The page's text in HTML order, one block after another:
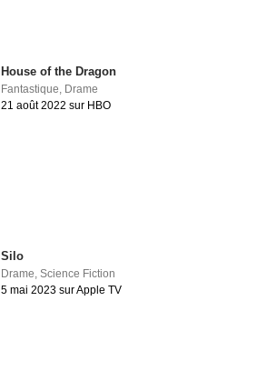
House of the Dragon
Fantastique Drame
21 août 2022 sur HBO
Silo
Drame,Science Fiction
5 mai 2023 sur Apple TV